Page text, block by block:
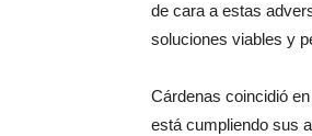
de cara a estas
soluciones viables y
Cárdenas coincidió
está cumpliendo sus